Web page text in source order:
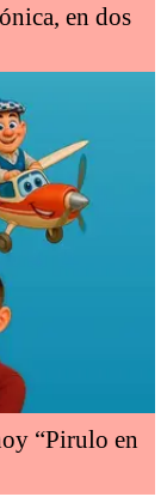
en dos
“Pirulo en